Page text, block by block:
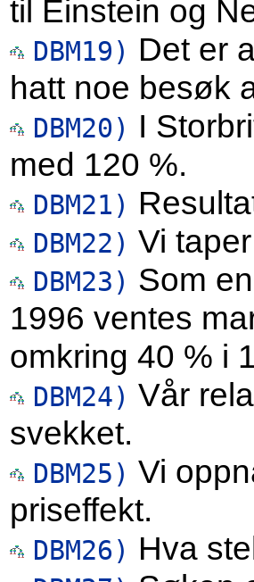
til Einstein og
DBM19) Det er
hatt noe besøk
DBM20) I
med 120 %.
DBM21)
DBM22) Vi
DBM23) Som
1996 ventes
omkring 40 % i
DBM24) Vår
svekket.
DBM25) Vi
priseffekt.
DBM26) Hva